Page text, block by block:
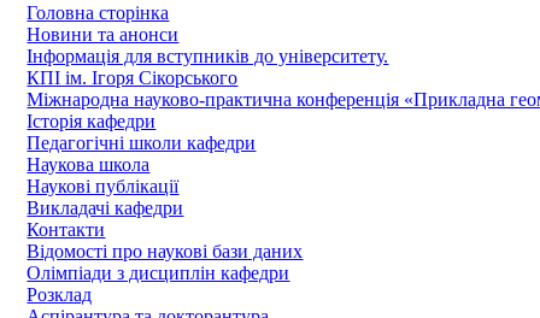
Головна сторінка
Новини та анонси
Інформація для вступників до університету.
КПІ ім. Ігоря Сікорського
Міжнародна науково-практична конференція «Прикладна
Історія кафедри
Педагогічні школи кафедри
Наукова школа
Наукові публікації
Викладачі кафедри
Контакти
Відомості про наукові бази даних
Олімпіади з дисциплін кафедри
Розклад